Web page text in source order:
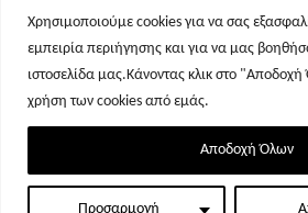
Χρησιμοποιούμε cookies για να σας
εμπειρία περιήγησης και για να μας
ιστοσελίδα μας.Κάνοντας κλικ στο
χρήση των cookies από εμάς.
Προσαρμογή
Αποδοχή Όλων
Σελίδα 1 Σελίδα 2